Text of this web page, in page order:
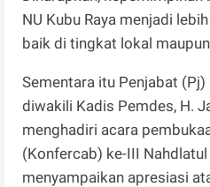
NU Kubu Raya menjadi
baik di tingkat lokal
Sementara itu Penjabat (Pj)
diwakili Kadis Pemdes, H.
menghadiri acara
(Konfercab) ke-III Nahdlatul
menyampaikan apresiasi